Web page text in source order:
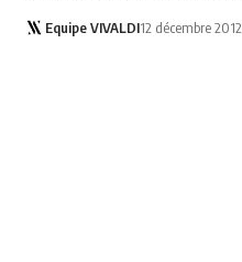
Equipe VIVALDI12 décembre 2012